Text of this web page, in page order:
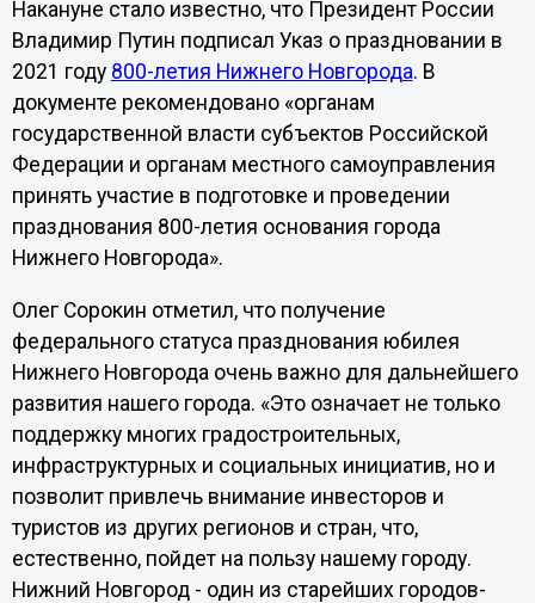
Накануне стало известно, что Президент России
Владимир Путин подписал Указ о праздновании в
2021 году 800-летия Нижнего Новгорода. В
документе рекомендовано «органам
государственной власти субъектов Российской
Федерации и органам местного самоуправления
принять участие в подготовке и проведении
празднования 800-летия основания города
Нижнего Новгорода».
Олег Сорокин отметил, что получение
федерального статуса празднования юбилея
Нижнего Новгорода очень важно для дальнейшего
развития нашего города. «Это означает не только
поддержку многих градостроительных,
инфраструктурных и социальных инициатив, но и
позволит привлечь внимание инвесторов и
туристов из других регионов и стран, что,
естественно, пойдет на пользу нашему городу.
Нижний Новгород - один из старейших городов-